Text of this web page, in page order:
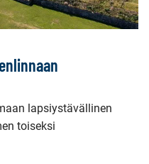
lapsiystävällinen
toiseksi